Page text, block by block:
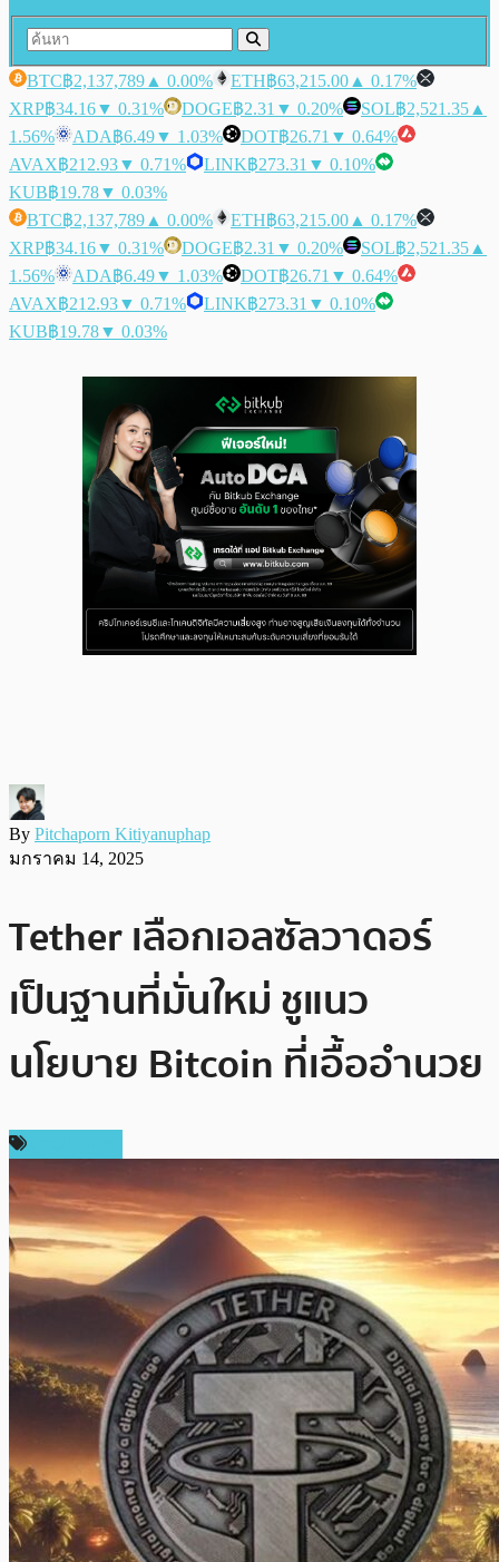
BTC฿2,137,789 ▲ 0.00% ETH฿63,215.00 ▲ 0.17%
XRP฿34.16▼ 0.31% DOGE฿2.31 ▼ 0.20% SOL฿2,521.35 ▲
1.56%
ADA฿6.49▼ 1.03% DOT฿26.71 ▼ 0.64%
AVAX฿212.93▼ 0.71% LINK฿273.31 ▼ 0.10%
KUB฿19.78▼ 0.03%
BTC฿2,137,789 ▲ 0.00% ETH฿63,215.00 ▲ 0.17%
XRP฿34.16▼ 0.31% DOGE฿2.31 ▼ 0.20% SOL฿2,521.35 ▲
1.56%
ADA฿6.49▼ 1.03% DOT฿26.71 ▼ 0.64%
AVAX฿212.93▼ 0.71% LINK฿273.31 ▼ 0.10%
KUB฿19.78▼ 0.03%
By Pitchaporn Kitiyanuphap
มกราคม 14, 2025
Tether เลือกเอลซัลวาดอร์
เป็นฐานที่มั่นใหม่ ชูแนว
นโยบาย Bitcoin ที่เอื้ออำนวย